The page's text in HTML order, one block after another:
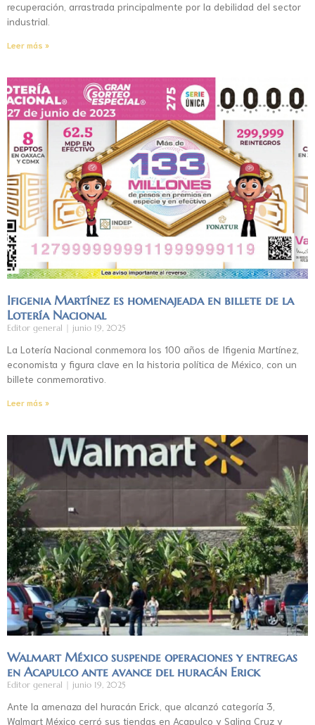
recuperación, arrastrada principalmente por la debilidad del sector
industrial.
Leer más »
Ifigenia Martínez es homenajeada en billete de la
Lotería Nacional
Editor general junio 19, 2025
La Lotería Nacional conmemora los 100 años de Ifigenia Martínez,
economista y figura clave en la historia política de México, con un
billete conmemorativo.
Leer más »
Walmart México suspende operaciones y entregas
en Acapulco ante avance del huracán Erick
Editor general junio 19, 2025
Ante la amenaza del huracán Erick, que alcanzó categoría 3,
Walmart México cerró sus tiendas en Acapulco y Salina Cruz y